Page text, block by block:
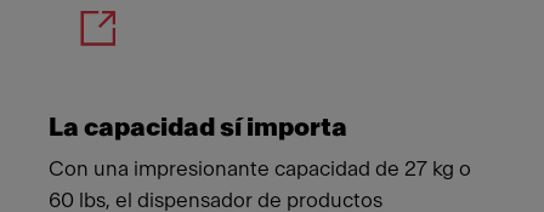
La capacidad sí importa
Con una impresionante capacidad de 27 kg o
60 lbs, el dispensador de productos